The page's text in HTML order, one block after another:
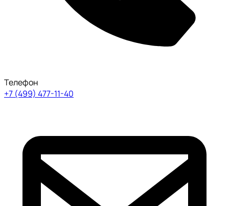
Телефон
+7 (499) 477-11-40